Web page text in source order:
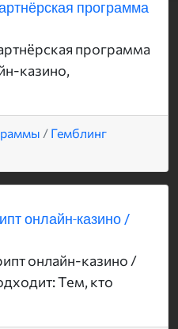
программа
программа
казино,
/ Гемблинг
онлайн-казино /
онлайн-казино /
Тем, кто